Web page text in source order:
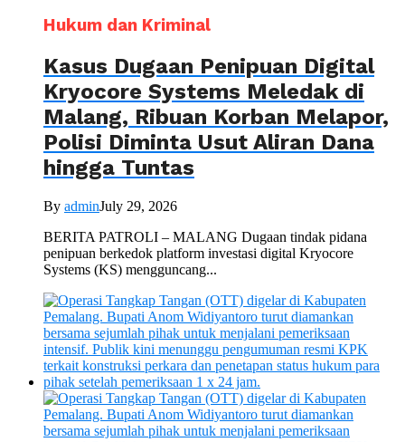
Hukum dan Kriminal
Kasus Dugaan Penipuan Digital
Kryocore Systems Meledak di
Malang, Ribuan Korban Melapor,
Polisi Diminta Usut Aliran Dana
hingga Tuntas
By adminJuly 29, 2026
BERITA PATROLI – MALANG Dugaan tindak pidana
penipuan berkedok platform investasi digital Kryocore
Systems (KS) mengguncang...